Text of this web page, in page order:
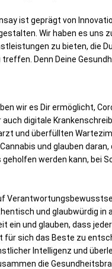
ist geprägt von
Wir haben es uns
zu bieten, die
Denn Deine
wir es Dir ermöglicht,
auch digitale
und überfüllten
und glauben
werden kann, bei
und glaubwürdig in
ein und glauben, dass
für sich das Beste zu
Intelligenz und
die